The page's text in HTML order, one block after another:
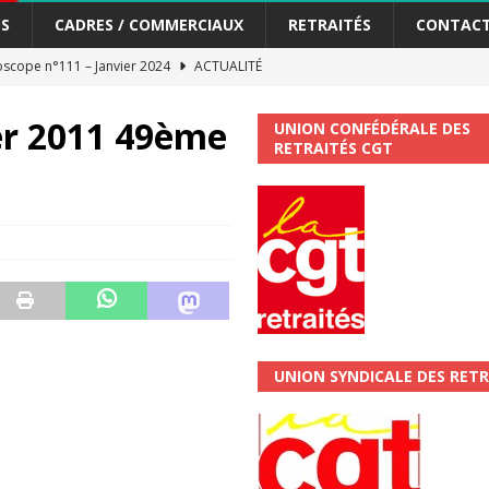
CADRES / COMMERCIAUX RETRAITÉS
n°111 – Janvier 2024
ACTUALITÉ
et…. des augmentations pour les salariéS !!!
de développement de la Direction Commerciale DDCE/Télévente :
Sociales et Culturelles : Un droit, pas un cadeau !
SECTEUR
n°126
2011 49ème
UNION CONFÉDÉRALE DES
RETRAITÉS CGT
UNION SYNDICALE DES